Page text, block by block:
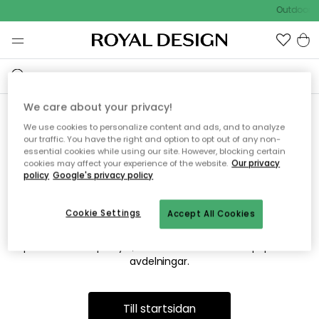
Outdoor
Vi hittar tyvärr inte sidan du
söker
Detta kan bero på att sidan inte längre finns eller att den har
flyttats. Vi ber om ursäkt för besväret. I menyn ovan kan du
avdelningar.
Till startsidan
We care about your privacy!
We use cookies to personalize content and ads, and to analyze
our traffic. You have the right and option to opt out of any non-
essential cookies while using our site. However, blocking certain
cookies may affect your experience of the website. Our privacy
policy Google's privacy policy
Accept All Cookies
Cookie Settings